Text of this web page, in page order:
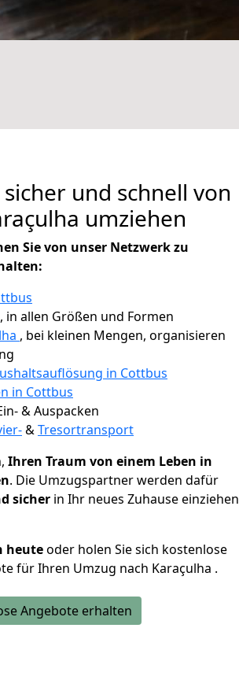
und schnell von
umziehen
Sie von unser Netzwerk zu
, in allen Größen und Formen
, bei kleinen Mengen, organisieren
in Cottbus
in Cottbus
& Auspacken
&Tresortransport
Ihren Traum von einem Leben in
. Die Umzugspartner werden dafür
sicher in Ihr neues Zuhause einziehen
heuteoder holen Sie sich kostenlose
für Ihren Umzug nach Karaçulha .
Angebote erhalten